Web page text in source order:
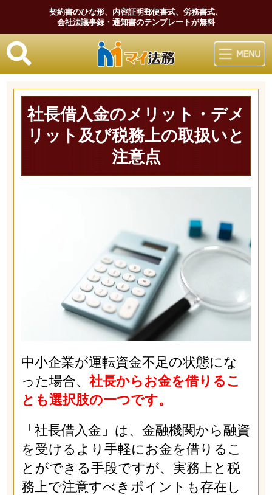
契約書のひな形、内容証明郵便書式、労務書式、
会社法議事録・通知書のテンプレートが無料
マイ法務
社長借入金のメリット・デメ
リット及び税務上の取扱いと
注意点
中小企業が運転資金不足の状態にな
った場合、 社長からお金を借りるこ
とも選択肢の一つです。
「社長借入金」は、金融機関から融資
を受けるより手軽にお金を借りるこ
とができる手段ですが、実務上と税
務上で注意すべきポイントも存在し